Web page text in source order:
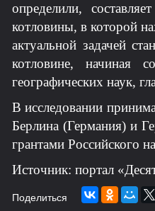
определили,
котловины, в которой
актуальной задачей
котловине, начиная
географических наук,
В исследовании
Берлина (Германия) и
грантами Российского
Источник: портал
Поделиться